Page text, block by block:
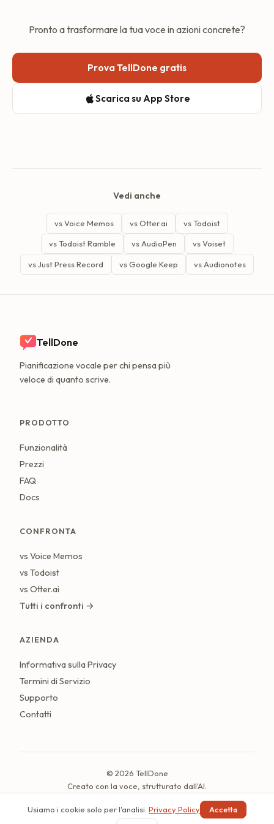
Pronto a trasformare la tua voce in azioni concrete?
Prova TellDone gratis
Scarica su App Store
Vedi anche
vs Voice Memos vs Otter.ai vs Todoist
vs Todoist Ramble vs AudioPen vs Voiset
vs Just Press Record vs Google Keep vs Audionotes
TellDone
Pianificazione vocale per chi pensa più
veloce di quanto scrive.
PRODOTTO
Funzionalità
Prezzi
FAQ
Docs
CONFRONTA
vs Voice Memos
vs Todoist
vs Otter.ai
Tutti i confronti →
AZIENDA
Informativa sulla Privacy
Termini di Servizio
Supporto
Contatti
© 2026 TellDone
Creato con la voce, strutturato dall'AI.
Italiano
Usiamo i cookie solo per l'analisi.Privacy Policy
Accetta